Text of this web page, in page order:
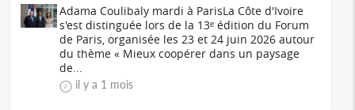
Adama Coulibaly mardi à ParisLa Côte d'Ivoire
s'est distinguée lors de la 13ᵉ édition du Forum
de Paris, organisée les 23 et 24 juin 2026 autour
du thème « Mieux coopérer dans un paysage
de...
il y a 1 mois